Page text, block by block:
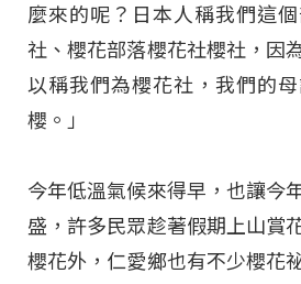
麼來的呢？日本人稱我們這
社、櫻花部落櫻花社櫻社，因
以稱我們為櫻花社，我們的
櫻。」
今年低溫氣候來得早，也讓今
盛，許多民眾趁著假期上山賞
櫻花外，仁愛鄉也有不少櫻花